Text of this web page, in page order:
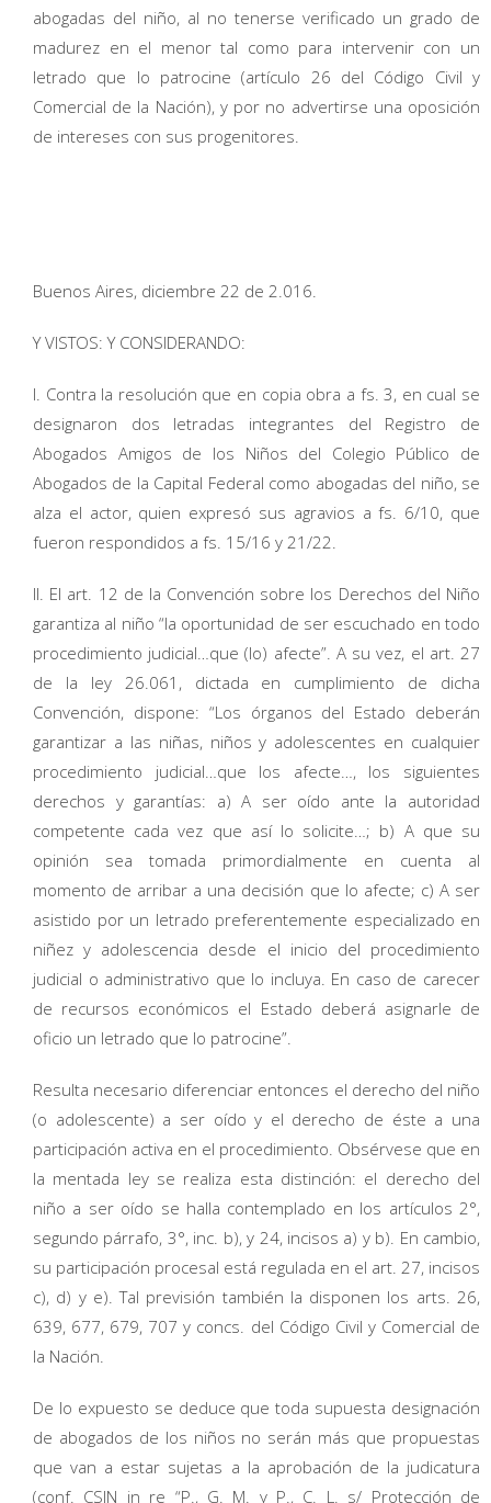
abogadas del niño, al no tenerse verificado un grado de
madurez en el menor tal como para intervenir con un
letrado que lo patrocine (artículo 26 del Código Civil y
Comercial de la Nación), y por no advertirse una oposición
de intereses con sus progenitores.
Buenos Aires, diciembre 22 de 2.016.
Y VISTOS: Y CONSIDERANDO:
I. Contra la resolución que en copia obra a fs. 3, en cual se
designaron dos letradas integrantes del Registro de
Abogados Amigos de los Niños del Colegio Público de
Abogados de la Capital Federal como abogadas del niño, se
alza el actor, quien expresó sus agravios a fs. 6/10, que
fueron respondidos a fs. 15/16 y 21/22.
II. El art. 12 de la Convención sobre los Derechos del Niño
garantiza al niño “la oportunidad de ser escuchado en todo
procedimiento judicial…que (lo) afecte”. A su vez, el art. 27
de la ley 26.061, dictada en cumplimiento de dicha
Convención, dispone: “Los órganos del Estado deberán
garantizar a las niñas, niños y adolescentes en cualquier
procedimiento judicial…que los afecte…, los siguientes
derechos y garantías: a) A ser oído ante la autoridad
competente cada vez que así lo solicite…; b) A que su
opinión sea tomada primordialmente en cuenta al
momento de arribar a una decisión que lo afecte; c) A ser
asistido por un letrado preferentemente especializado en
niñez y adolescencia desde el inicio del procedimiento
judicial o administrativo que lo incluya. En caso de carecer
de recursos económicos el Estado deberá asignarle de
oficio un letrado que lo patrocine”.
Resulta necesario diferenciar entonces el derecho del niño
(o adolescente) a ser oído y el derecho de éste a una
participación activa en el procedimiento. Obsérvese que en
la mentada ley se realiza esta distinción: el derecho del
niño a ser oído se halla contemplado en los artículos 2°,
segundo párrafo, 3°, inc. b), y 24, incisos a) y b). En cambio,
su participación procesal está regulada en el art. 27, incisos
c), d) y e). Tal previsión también la disponen los arts. 26,
639, 677, 679, 707 y concs. del Código Civil y Comercial de
la Nación.
De lo expuesto se deduce que toda supuesta designación
de abogados de los niños no serán más que propuestas
que van a estar sujetas a la aprobación de la judicatura
(conf. CSJN in re “P., G. M. y P., C. L. s/ Protección de